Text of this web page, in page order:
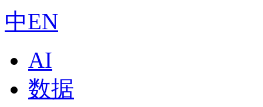
中EN
AI
数据